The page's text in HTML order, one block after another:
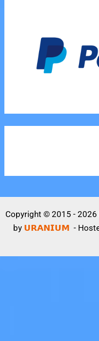
Copyright © 2015 -
by 𝗨𝗥𝗔𝗡𝗜𝗨𝗠 -